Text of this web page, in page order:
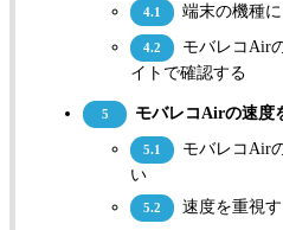
4.1 端末の機種
4.2
モバレコAir
イトで確認する
5 モバレコAirの速度
5.1
モバレコAir
い
5.2 速度を重視